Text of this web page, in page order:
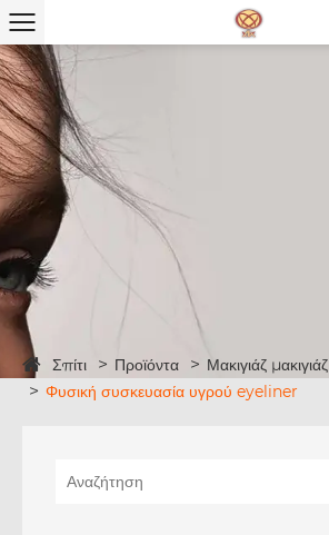
Σπίτι Προϊόντα
Μακιγιάζ μακιγιάζ
Φυσική συσκευασία υγρού eyeliner